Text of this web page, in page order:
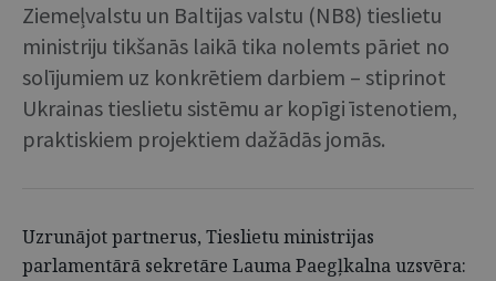
Ziemeļvalstu un Baltijas valstu (NB8) tieslietu
ministriju tikšanās laikā tika nolemts pāriet no
solījumiem uz konkrētiem darbiem – stiprinot
Ukrainas tieslietu sistēmu ar kopīgi īstenotiem,
praktiskiem projektiem dažādās jomās.
Uzrunājot partnerus, Tieslietu ministrijas
parlamentārā sekretāre Lauma Paegļkalna uzsvēra: